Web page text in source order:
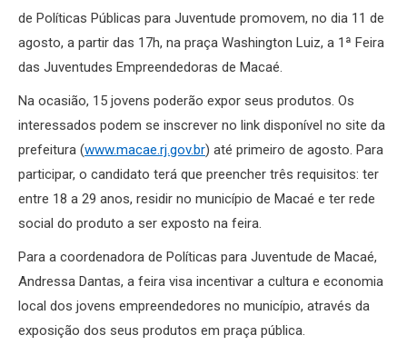
de Políticas Públicas para Juventude promovem, no dia 11 de
agosto, a partir das 17h, na praça Washington Luiz, a 1ª Feira
das Juventudes Empreendedoras de Macaé.
Na ocasião, 15 jovens poderão expor seus produtos. Os
interessados podem se inscrever no link disponível no site da
prefeitura (www.macae.rj.gov.br) até primeiro de agosto. Para
participar, o candidato terá que preencher três requisitos: ter
entre 18 a 29 anos, residir no município de Macaé e ter rede
social do produto a ser exposto na feira.
Para a coordenadora de Políticas para Juventude de Macaé,
Andressa Dantas, a feira visa incentivar a cultura e economia
local dos jovens empreendedores no município, através da
exposição dos seus produtos em praça pública.